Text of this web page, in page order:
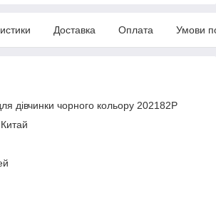
Доставка Оплата Умови
дівчинки чорного кольору 202182P
Китай